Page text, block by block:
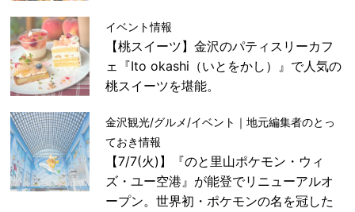
イベント情報
【桃スイーツ】金沢のパティスリーカフ
ェ『Ito okashi（いとをかし）』で人気の
桃スイーツを堪能。
金沢観光/グルメ/イベント｜地元編集者のとっ
ておき情報
【7/7(火)】『のと里山ポケモン・ウィ
ズ・ユー空港』が能登でリニューアルオ
ープン。世界初・ポケモンの名を冠した